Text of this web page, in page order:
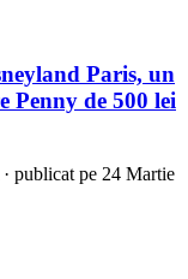
Paris, un
Penny de 500 lei
· publicat pe 24 Martie